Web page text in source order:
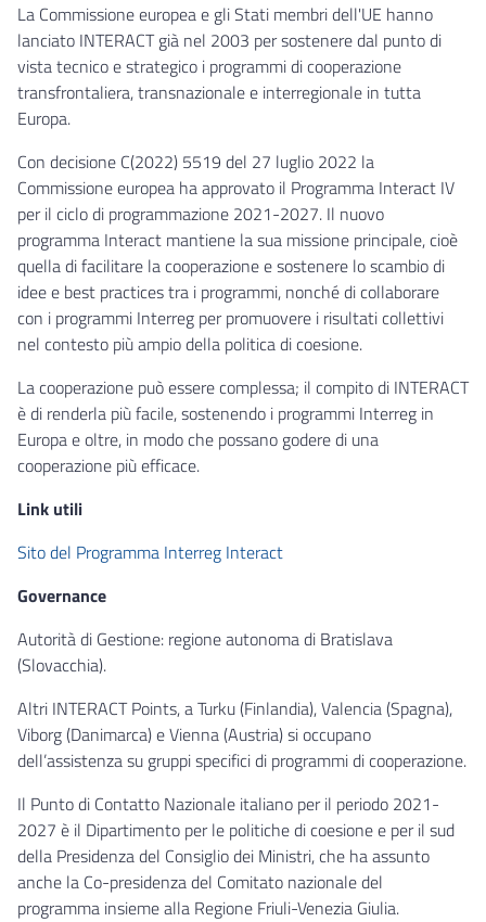
La Commissione europea e gli Stati membri dell'UE hanno
lanciato INTERACT già nel 2003 per sostenere dal punto di
vista tecnico e strategico i programmi di cooperazione
transfrontaliera, transnazionale e interregionale in tutta
Europa.
Con decisione C(2022) 5519 del 27 luglio 2022 la
Commissione europea ha approvato il Programma Interact IV
per il ciclo di programmazione 2021-2027. Il nuovo
programma Interact mantiene la sua missione principale, cioè
quella di facilitare la cooperazione e sostenere lo scambio di
idee e best practices tra i programmi, nonché di collaborare
con i programmi Interreg per promuovere i risultati collettivi
nel contesto più ampio della politica di coesione.
La cooperazione può essere complessa; il compito di INTERACT
è di renderla più facile, sostenendo i programmi Interreg in
Europa e oltre, in modo che possano godere di una
cooperazione più efficace.
Link utili
Sito del Programma Interreg Interact
Governance
Autorità di Gestione: regione autonoma di Bratislava
(Slovacchia).
Altri INTERACT Points, a Turku (Finlandia), Valencia (Spagna),
Viborg (Danimarca) e Vienna (Austria) si occupano
dell’assistenza su gruppi specifici di programmi di cooperazione.
Il Punto di Contatto Nazionale italiano per il periodo 2021-
2027 è il Dipartimento per le politiche di coesione e per il sud
della Presidenza del Consiglio dei Ministri, che ha assunto
anche la Co-presidenza del Comitato nazionale del
programma insieme alla Regione Friuli-Venezia Giulia.